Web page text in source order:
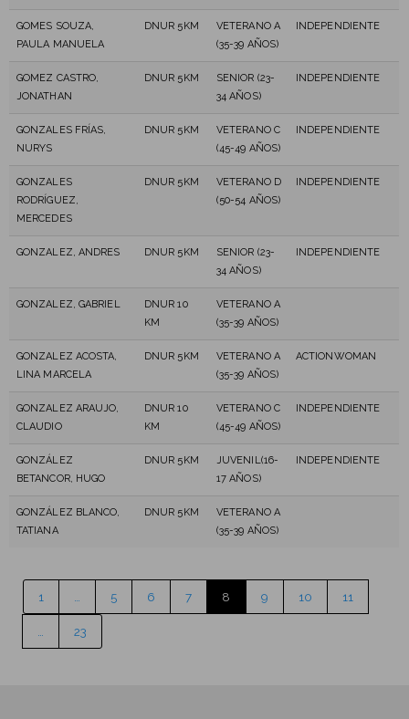
GOMES SOUZA,
PAULA MANUELA
DNUR 5KM
VETERANO A
(35-39 AÑOS)
INDEPENDIENTE
GOMEZ CASTRO,
JONATHAN
DNUR 5KM
SENIOR (23-
34 AÑOS)
INDEPENDIENTE
GONZALES FRÍAS,
NURYS
DNUR 5KM
VETERANO C
(45-49 AÑOS)
INDEPENDIENTE
GONZALES
RODRÍGUEZ,
MERCEDES
DNUR 5KM
VETERANO D
(50-54 AÑOS)
INDEPENDIENTE
GONZALEZ, ANDRES DNUR 5KM
SENIOR (23-
34 AÑOS)
INDEPENDIENTE
GONZALEZ, GABRIEL
DNUR 10
KM
VETERANO A
(35-39 AÑOS)
GONZALEZ ACOSTA,
LINA MARCELA
DNUR 5KM
VETERANO A
(35-39 AÑOS)
ACTIONWOMAN
GONZALEZ ARAUJO,
CLAUDIO
DNUR 10
KM
VETERANO C
(45-49 AÑOS)
INDEPENDIENTE
GONZÁLEZ
BETANCOR, HUGO
DNUR 5KM
JUVENIL(16-
17 AÑOS)
INDEPENDIENTE
GONZÁLEZ BLANCO,
TATIANA
DNUR 5KM
VETERANO A
(35-39 AÑOS)
1 5 6 7 8 9 10 11
23